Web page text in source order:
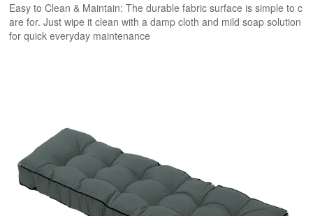
Easy to Clean & Maintain: The durable fabric surface is simple to c
are for. Just wipe it clean with a damp cloth and mild soap solution
for quick everyday maintenance